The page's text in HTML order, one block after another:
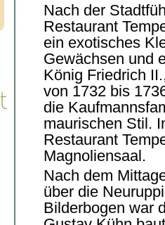
Nach der
Restaurant
ein exotisches
Gewächsen und
König Friedrich
von 1732 bis
die
maurischen Stil.
Restaurant
Magnoliensaal.
Nach dem
über die
Bilderbogen war